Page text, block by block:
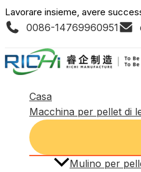
Vai
al
Lavorare insieme, avere
0086-14769960951
Casa
Macchina per pellet di
Mulino per